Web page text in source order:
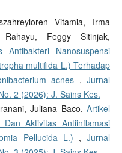
Vitamia, Irma
Feggy Sitinjak,
Nanosuspensi
multifida L.) Terhadap
acnes ,Jurnal
2 (2026): J. Sains Kes.
Juliana Baco,Artikel
Aktivitas Antiinflamasi
Pellucida L.) ,Jurnal